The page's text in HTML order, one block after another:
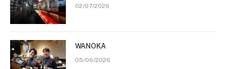
02/07/2026
WANOKA
05/06/2026